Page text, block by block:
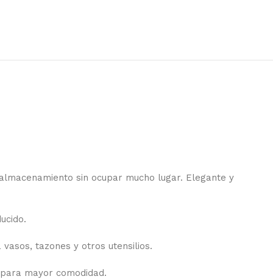
sin ocupar mucho lugar. Elegante y
tazones y otros utensilios.
mayor comodidad.